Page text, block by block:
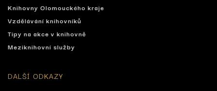
Knihovny Olomouckého kraje
Vzdělávání knihovníků
Tipy na akce v knihovně
Meziknihovní služby
DALŠÍ ODKAZY